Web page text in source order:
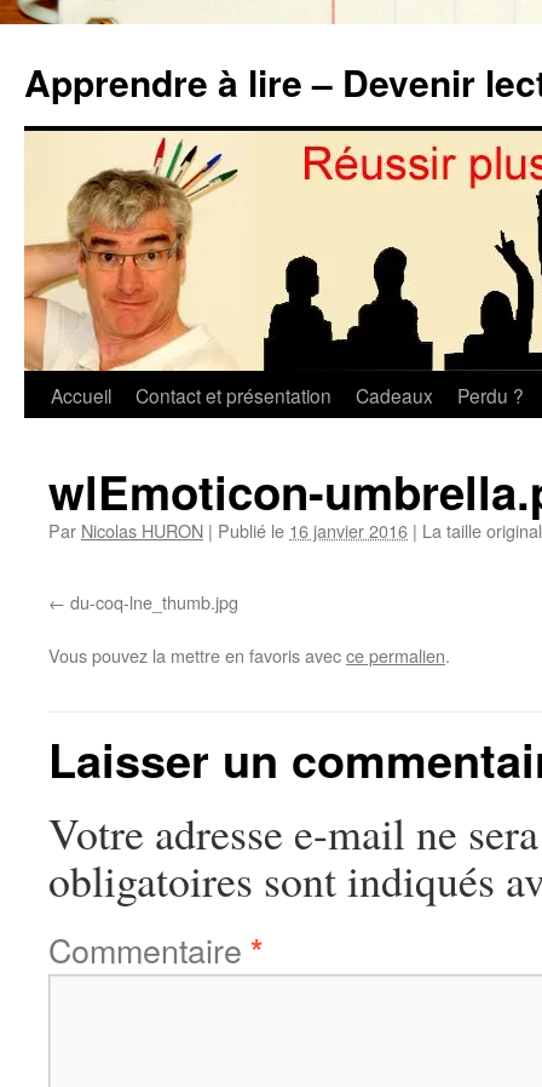
contenu
Apprendre à lire – Devenir
Accueil Contact et présentation Cadeaux Perdu ?
wlEmoticon-
Par Nicolas HURON | Publié le 16 janvier 2016 | La taille
du-coq-lne_thumb.jpg
Vous pouvez la mettre en favoris avecce permalien.
Laisser un
Votre adresse e-mail ne
obligatoires sont indiqués
Commentaire *